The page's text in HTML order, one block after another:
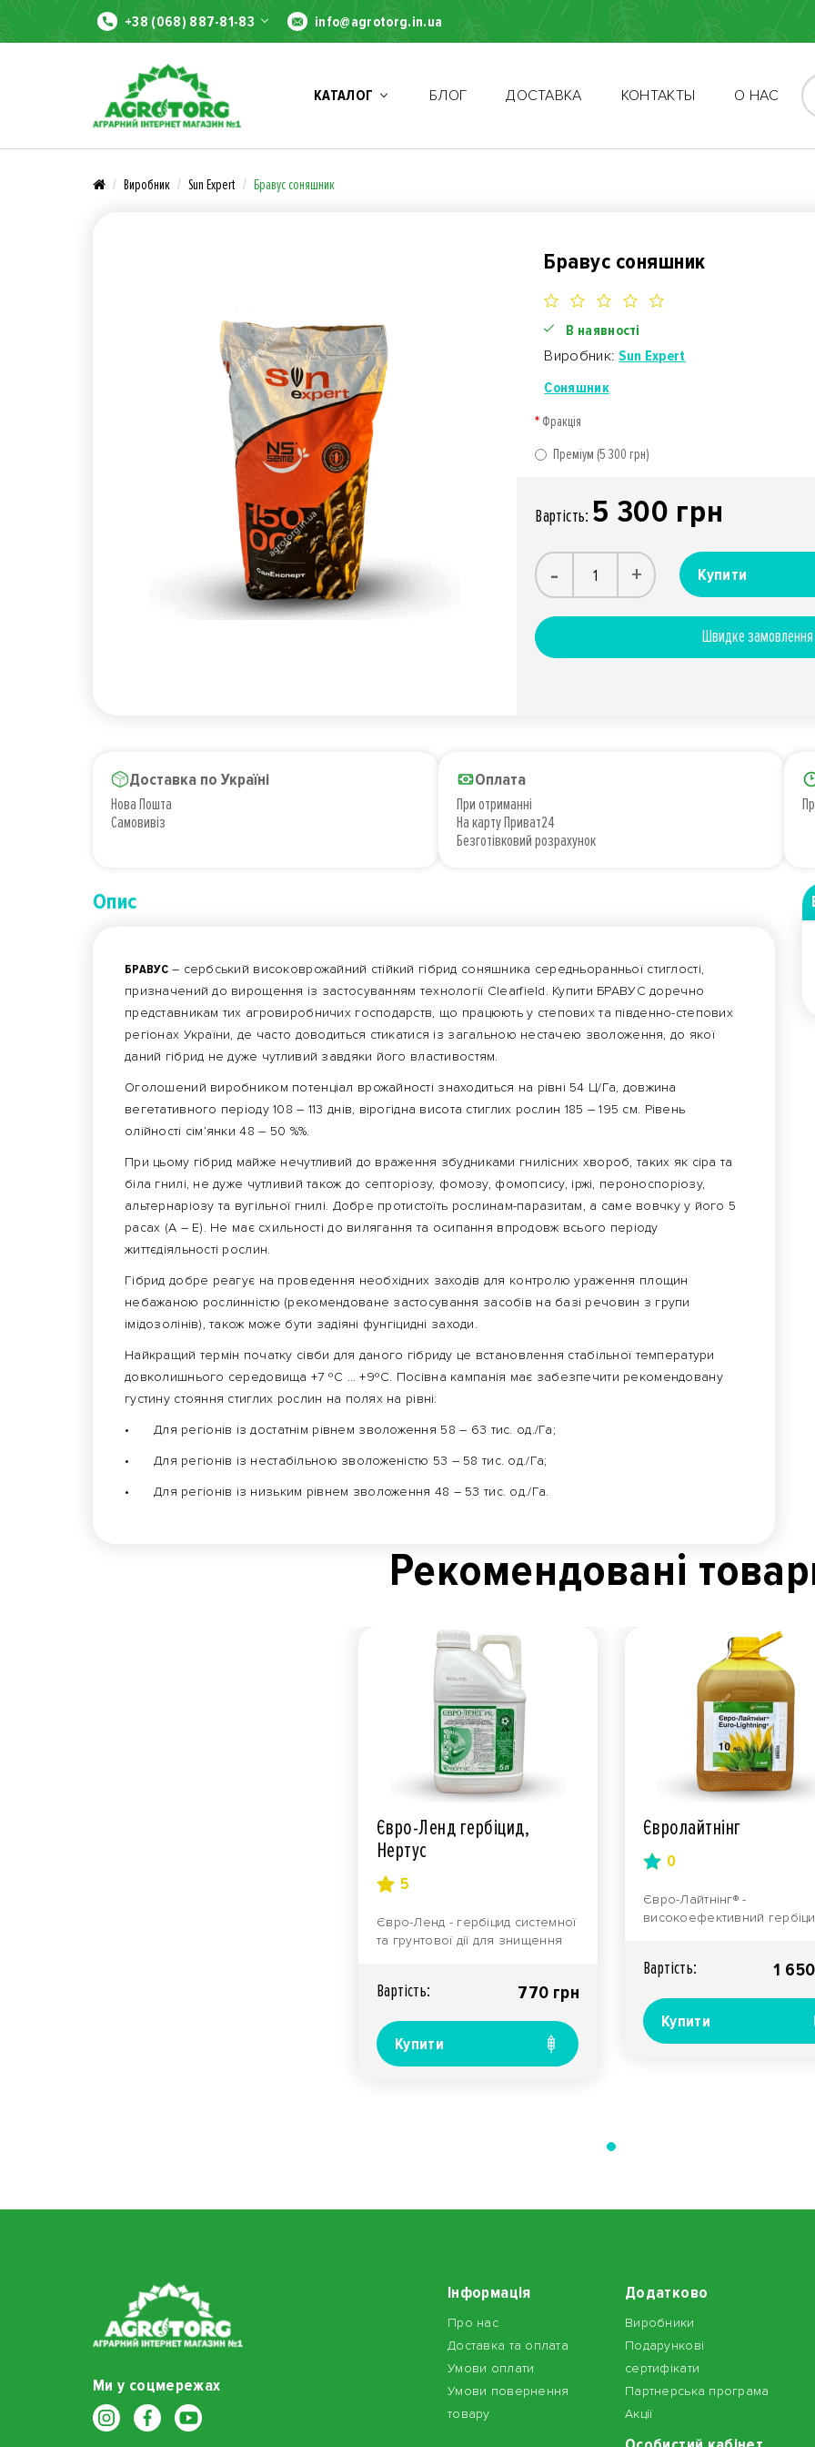
+38 (068) 887-81-83 info@agrotorg.in.ua
КАТАЛОГ БЛОГ ДОСТАВКА КОНТАКТЫ О НАС
Виробник Sun Expert Бравус соняшник
Бравус соняшник
В наявності
Виробник:Sun Expert
Соняшник
Фракція
Преміум (5 300 грн)
Вартiсть: 5 300 грн
- + Купити
Швидке замовлення
Доставка по Україні
Нова Пошта
Самовивіз
Оплата
При отриманні
На карту Приват24
Безготівковий розрахунок
Опис
БРАВУС – сербський високоврожайний стійкий гібрид соняшника середньоранньої стиглості,
призначений до вирощення із застосуванням технології Clearfield. Купити БРАВУС доречно
представникам тих агровиробничих господарств, що працюють у степових та південно-степових
регіонах України, де часто доводиться стикатися із загальною нестачею зволоження, до якої
даний гібрид не дуже чутливий завдяки його властивостям.
Оголошений виробником потенціал врожайності знаходиться на рівні 54 Ц/Га, довжина
вегетативного періоду 108 – 113 днів, вірогідна висота стиглих рослин 185 – 195 см. Рівень
олійності сім’янки 48 – 50 %%.
При цьому гібрид майже нечутливий до враження збудниками гнилісних хвороб, таких як сіра та
біла гнилі, не дуже чутливий також до септоріозу, фомозу, фомопсису, іржі, пероноспоріозу,
альтернаріозу та вугільної гнилі. Добре протистоїть рослинам-паразитам, а саме вовчку у його 5
расах (А – Е). Не має схильності до вилягання та осипання впродовж всього періоду
життєдіяльності рослин.
Гібрид добре реагує на проведення необхідних заходів для контролю ураження площин
небажаною рослинністю (рекомендоване застосування засобів на базі речовин з групи
імідозолінів), також може бути задіяні фунгіцидні заходи.
Найкращий термін початку сівби для даного гібриду це встановлення стабільної температури
довколишнього середовища +7 ºС … +9ºС. Посівна кампанія має забезпечити рекомендовану
густину стояння стиглих рослин на полях на рівні:
•
Для регіонів із достатнім рівнем зволоження 58 – 63 тис. од./Га;
•
Для регіонів із нестабільною зволоженістю 53 – 58 тис. од./Га;
•
Для регіонів із низьким рівнем зволоження 48 – 53 тис. од./Га.
Рекомендованi
Євро-Ленд гербіцид,
Нертус
5
Євро-Ленд - гербіцид системної
та грунтової дії для знищення
Вартiсть: 770 грн
Купити
Євролайтнінг
0
Євро-Лайтнінг® -
високоефективний
дл..
Вартiсть: 1
Купити
Ми у соцмережах
Інформація
Про нас
Доставка та оплата
Умови оплати
Умови повернення
товару
Додатково
Виробники
Подарункові
сертифікати
Партнерська програма
Акції